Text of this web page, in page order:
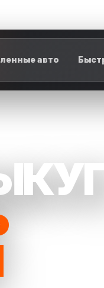
авто